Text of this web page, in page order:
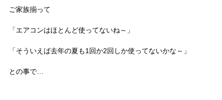
ご家族揃って
「エアコンはほとんど使ってないね～」
「そういえば去年の夏も1回か2回しか使ってないかな～」
との事で…